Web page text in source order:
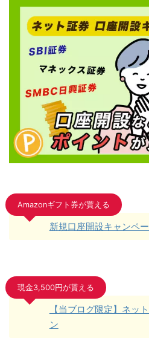
Amazonギフト券が貰える
新規口座開設キャンペ
現金3,500円が貰える
【当ブログ限定】ネッ
ン